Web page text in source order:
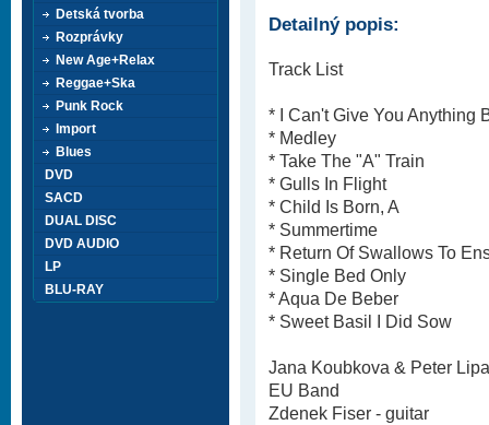
Detailný popis:
Track List
* I Can't Give You Anything
* Medley
* Take The "A" Train
* Gulls In Flight
* Child Is Born, A
* Summertime
* Return Of Swallows To
* Single Bed Only
* Aqua De Beber
* Sweet Basil I Did Sow
Jana Koubkova & Peter
EU Band
Zdenek Fiser - guitar
Detská tvorba
Rozprávky
New Age+Relax
Reggae+Ska
Punk Rock
Import
Blues
DVD
SACD
DUAL DISC
DVD AUDIO
LP
BLU-RAY